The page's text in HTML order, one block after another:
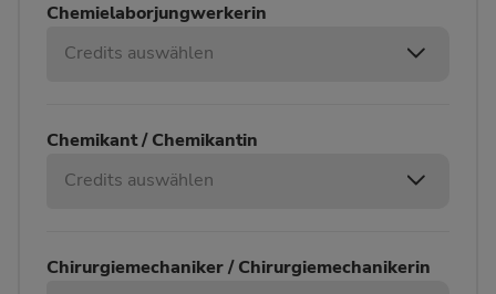
Chemielaborjungwerkerin
Credits auswählen
Chemikant / Chemikantin
Credits auswählen
Chirurgiemechaniker / Chirurgiemechanikerin